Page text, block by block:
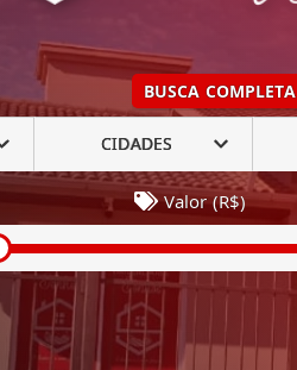
BUSCA COMPLETA
CIDADES
Valor (R$)